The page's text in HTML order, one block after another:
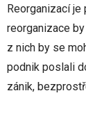
Reorganizací je
reorganizace
z nich by se
podnik poslali
zánik,